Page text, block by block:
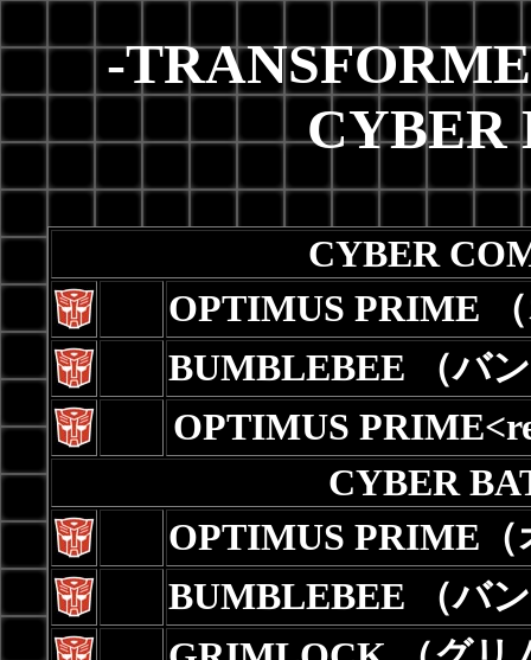
-
CYBER
CYBER
OPTIMUS PRIME
BUMBLEBEE （バ
OPTIMUS
CYBER
OPTIMUS PRIME
BUMBLEBEE （バ